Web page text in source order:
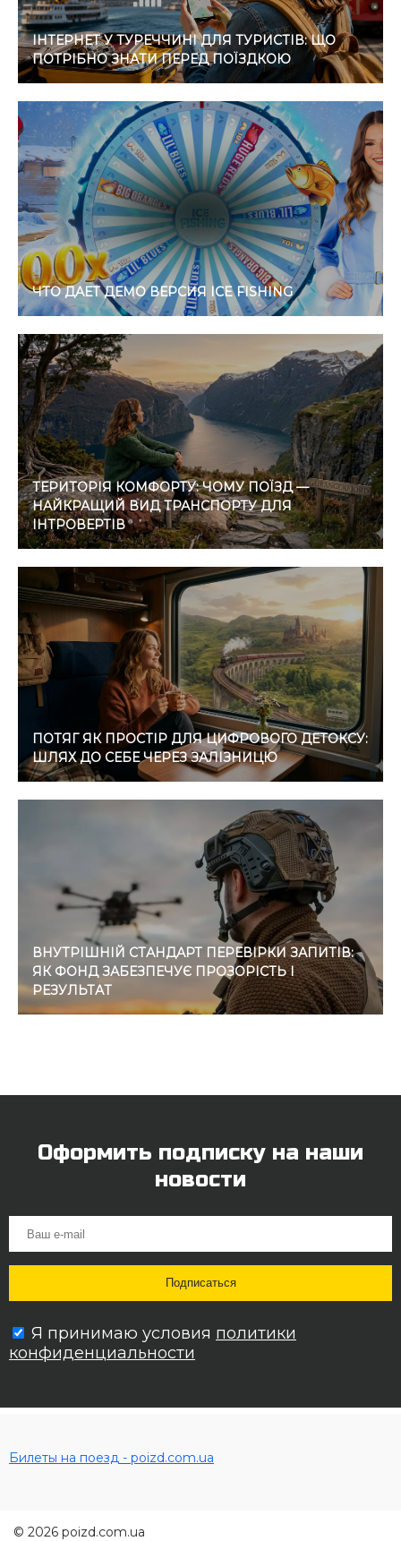
ІНТЕРНЕТ У ТУРЕЧЧИНІ ДЛЯ ТУРИСТІВ: ЩО
ПОТРІБНО ЗНАТИ ПЕРЕД ПОЇЗДКОЮ
ЧТО ДАЕТ ДЕМО ВЕРСИЯ ICE FISHING
ТЕРИТОРІЯ КОМФОРТУ: ЧОМУ ПОЇЗД —
НАЙКРАЩИЙ ВИД ТРАНСПОРТУ ДЛЯ
ІНТРОВЕРТІВ
ПОТЯГ ЯК ПРОСТІР ДЛЯ ЦИФРОВОГО ДЕТОКСУ:
ШЛЯХ ДО СЕБЕ ЧЕРЕЗ ЗАЛІЗНИЦЮ
ВНУТРІШНІЙ СТАНДАРТ ПЕРЕВІРКИ ЗАПИТІВ:
ЯК ФОНД ЗАБЕЗПЕЧУЄ ПРОЗОРІСТЬ І
РЕЗУЛЬТАТ
Оформить подписку на наши
новости
Я принимаю условия политики
конфиденциальности
Билеты на поезд - poizd.com.ua
© 2026 poizd.com.ua